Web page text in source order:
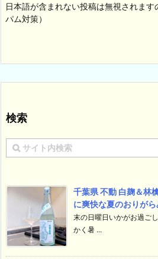
日本語が含まれない投稿は無視されま
パム対策）
検索
千葉県 不動 白麹＆林
に爽快な夏のおりがら
末の日曜日いかがお過ご
かく暑 ...